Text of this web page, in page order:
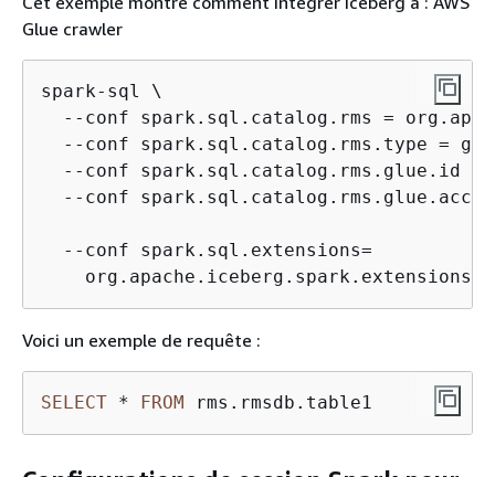
Glue crawler
spark-sql \
--conf spark.sql.catalog.rms =
--conf spark.sql.catalog.rms.type =
  --conf spark.sql.catalog.rms.glue.id =
--conf
  --conf spark.sql.extensions=
Voici un exemple de requête :
SELECT * FROM rms.rmsdb.table1